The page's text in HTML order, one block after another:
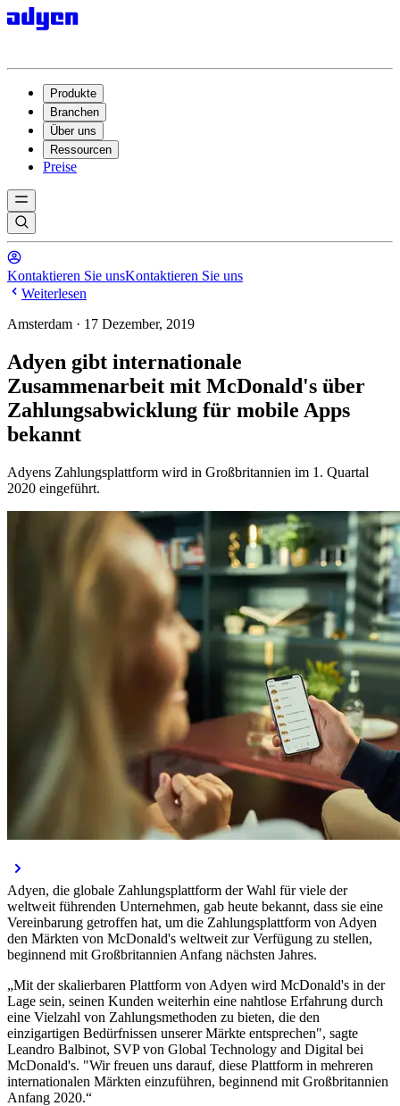
Produkte
Branchen
Über uns
Ressourcen
Preise
Kontaktieren Sie unsKontaktieren Sie uns
Weiterlesen
Amsterdam · 17 Dezember, 2019
Adyen gibt internationale
Zusammenarbeit mit McDonald's über
Zahlungsabwicklung für mobile Apps
bekannt
Adyens Zahlungsplattform wird in Großbritannien im 1. Quartal
2020 eingeführt.
Adyen, die globale Zahlungsplattform der Wahl für viele der
weltweit führenden Unternehmen, gab heute bekannt, dass sie eine
Vereinbarung getroffen hat, um die Zahlungsplattform von Adyen
den Märkten von McDonald's weltweit zur Verfügung zu stellen,
beginnend mit Großbritannien Anfang nächsten Jahres.
„Mit der skalierbaren Plattform von Adyen wird McDonald's in der
Lage sein, seinen Kunden weiterhin eine nahtlose Erfahrung durch
eine Vielzahl von Zahlungsmethoden zu bieten, die den
einzigartigen Bedürfnissen unserer Märkte entsprechen", sagte
Leandro Balbinot, SVP von Global Technology and Digital bei
McDonald's. "Wir freuen uns darauf, diese Plattform in mehreren
internationalen Märkten einzuführen, beginnend mit Großbritannien
Anfang 2020.“